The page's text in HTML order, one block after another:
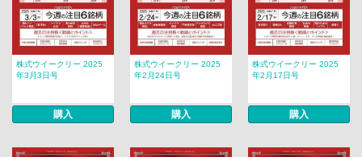
株式ウイークリー 2025
年3月3日号
購入
株式ウイークリー 2025
年2月24日号
購入
株式ウイークリー 2025
年2月17日号
購入